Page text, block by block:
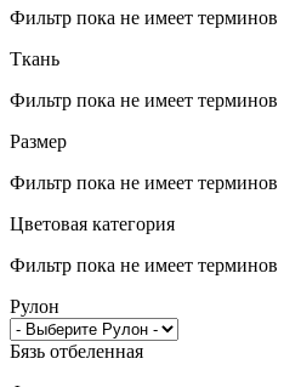
Фильтр пока не имеет терминов
Ткань
Фильтр пока не имеет терминов
Размер
Фильтр пока не имеет терминов
Цветовая категория
Фильтр пока не имеет терминов
Рулон
Бязь отбеленная